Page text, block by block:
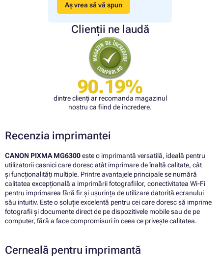
Aș vrea să vă spun
Clienții ne laudă
90.19%
dintre clienți ar recomanda magazinul
nostru ca fiind de încredere.
Recenzia imprimantei
CANON PIXMA MG6300este o imprimantă versatilă, ideală pentru
utilizatorii casnici care doresc atât imprimare de înaltă calitate, cât
și funcționalități multiple. Printre avantajele principale se numără
calitatea excepțională a imprimării fotografiilor, conectivitatea Wi-Fi
pentru imprimarea fără fir și ușurința de utilizare datorită ecranului
său intuitiv. Este o soluție excelentă pentru cei care doresc să imprime
fotografii și documente direct de pe dispozitivele mobile sau de pe
computer, fără a face compromisuri în ceea ce privește calitatea.
Cerneală pentru imprimantă